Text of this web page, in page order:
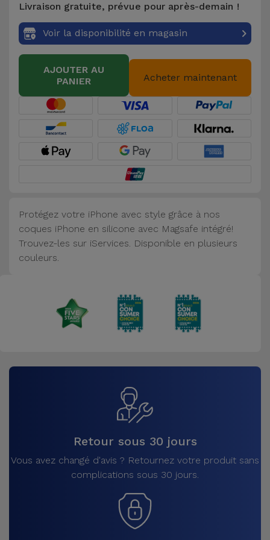
Accessoires
Mobilité,
Auto et
Accessoires
d'ordinateur
Accessoires
Kids
Voir
tout
Livraison gratuite, prévue pour après-demain !
Voir la disponibilité en magasin
AJOUTER AU
PANIER
Acheter maintenant
Protégez votre iPhone avec style grâce à nos
coques iPhone en silicone avec Magsafe intégré!
Trouvez-les sur iServices. Disponible en plusieurs
couleurs.
Retour sous 30 jours
Vous avez changé d'avis ? Retournez votre produit sans
complications sous 30 jours.